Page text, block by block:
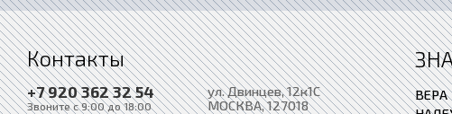
Контакты
+7 920 362 32 54
Звоните с 9:00 до 18:00
ул. Двинцев, 12к1С
МОСКВА, 127018
ВЕРА